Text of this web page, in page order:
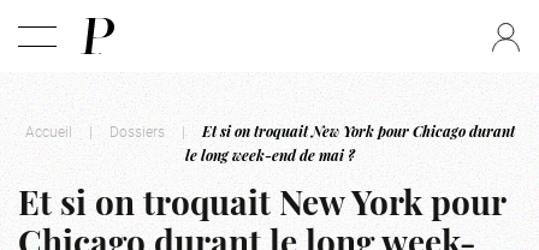
Accueil | Dossiers |
Et si on troquait New York pour Chicago durant
le long week-end de mai ?
Et si on troquait New York pour